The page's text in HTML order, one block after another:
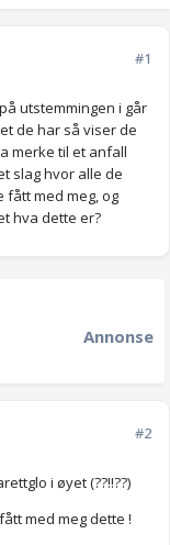
#1
utstemmingen i går
de har så viser de
merke til et anfall
slag hvor alle de
fått med meg, og
hva dette er?
Annonse
#2
i øyet (??!!??)
med meg dette !